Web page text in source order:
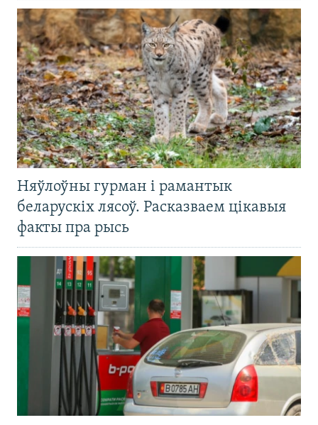
Няўлоўны гурман і рамантык
беларускіх лясоў. Расказваем цікавыя
факты пра рысь